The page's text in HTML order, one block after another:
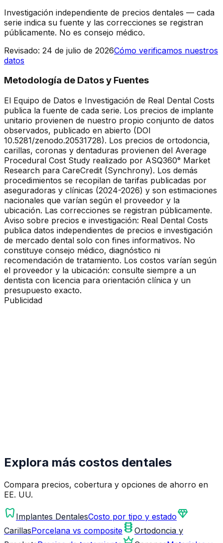
Investigación independiente de precios dentales — cada
serie indica su fuente y las correcciones se registran
públicamente. No es consejo médico.
Revisado: 24 de julio de 2026Cómo verificamos nuestros
datos
Metodología de Datos y Fuentes
El Equipo de Datos e Investigación de Real Dental Costs
publica la fuente de cada serie. Los precios de implante
unitario provienen de nuestro propio conjunto de datos
observados, publicado en abierto (DOI
10.5281/zenodo.20531728). Los precios de ortodoncia,
carillas, coronas y dentaduras provienen del Average
Procedural Cost Study realizado por ASQ360° Market
Research para CareCredit (Synchrony). Los demás
procedimientos se recopilan de tarifas publicadas por
aseguradoras y clínicas (2024-2026) y son estimaciones
nacionales que varían según el proveedor y la
ubicación. Las correcciones se registran públicamente.
Aviso sobre precios e investigación: Real Dental Costs
publica datos independientes de precios e investigación
de mercado dental solo con fines informativos. No
constituye consejo médico, diagnóstico ni
recomendación de tratamiento. Los costos varían según
el proveedor y la ubicación: consulte siempre a un
dentista con licencia para orientación clínica y un
presupuesto exacto.
Publicidad
Explora más costos dentales
Compara precios, cobertura y opciones de ahorro en
EE. UU.
dentistry Implantes DentalesCosto por tipo y estadodiamond
CarillasPorcelana vs composite orthopedics Ortodoncia y